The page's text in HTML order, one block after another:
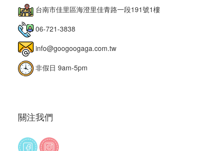
台南市佳里區海澄里佳青路一段191號1樓
06-721-3838
info@googoogaga.com.tw
非假日 9am-5pm
關注我們